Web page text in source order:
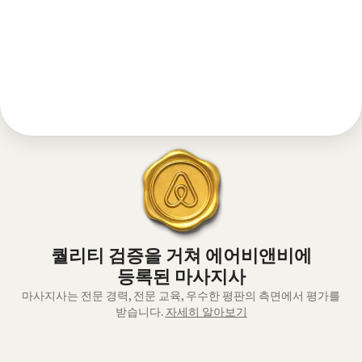
퀄리티 검증을 거쳐 에어비앤비에
등록된 마사지사
마사지사는 전문 경력, 전문 교육, 우수한 평판의 측면에서 평가를
받습니다. 자세히 알아보기